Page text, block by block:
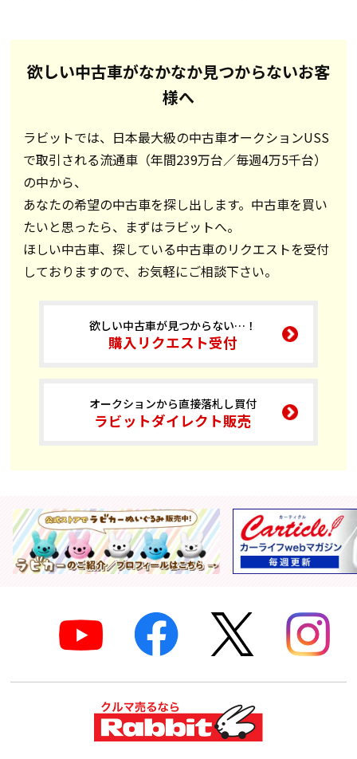
欲しい中古車がなかなか見つからないお客
様へ
ラビットでは、日本最大級の中古車オークションUSS
で取引される流通車（年間239万台／毎週4万5千台）
の中から、
あなたの希望の中古車を探し出します。中古車を買い
たいと思ったら、まずはラビットへ。
ほしい中古車、探している中古車のリクエストを受付
しておりますので、お気軽にご相談下さい。
欲しい中古車が見つからない…！
購入リクエスト受付
オークションから直接落札し買付
ラビットダイレクト販売